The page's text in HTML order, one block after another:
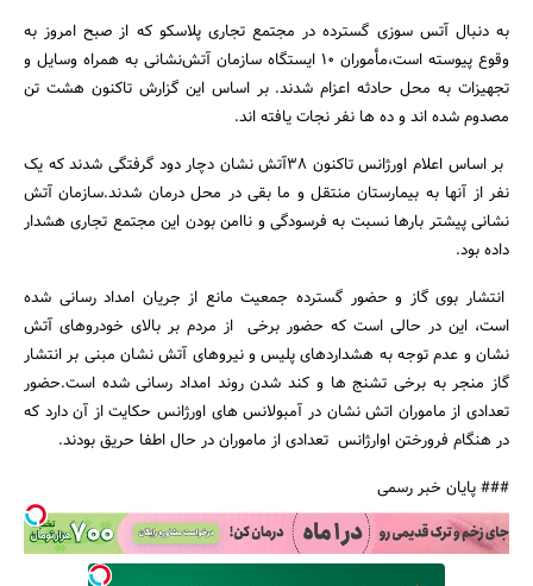
جستجو
به دنبال آتس سوزی گسترده در مجتمع تجاری پلاسکو که از صبح امروز به
وقوع پیوسته است،مأموران 10 ایستگاه سازمان آتش‌نشانی به همراه وسایل و
تجهیزات به محل حادثه اعزام شدند. بر اساس این گزارش تاکنون هشت تن
مصدوم شده اند و ده ها نفر نجات یافته اند.
بر اساس اعلام اورژانس تاکنون 38آتش نشان دچار دود گرفتگی شدند که یک
نفر از آنها به بیمارستان منتقل و ما بقی در محل درمان شدند.سازمان آتش
نشانی پیشتر بارها نسبت به فرسودگی و ناامن بودن این مجتمع تجاری هشدار
داده بود.
انتشار بوی گاز و حضور گسترده جمعیت مانع از جریان امداد رسانی شده
است، این در حالی است که حضور برخی از مردم بر بالای خودروهای آتش
نشان و عدم توجه به هشداردهای پلیس و نیروهای آتش نشان مبنی بر انتشار
گاز منجر به برخی تشنج ها و کند شدن روند امداد رسانی شده است.حضور
تعدادی از ماموران اتش نشان در آمبولانس های اورژانس حکایت از آن دارد که
در هنگام فرورختن اوارژانس تعدادی از ماموران در حال اطفا حریق بودند.
### پایان خبر رسمی